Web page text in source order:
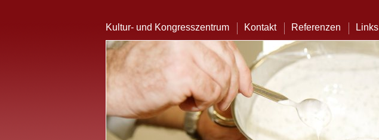
Kultur- und Kongresszentrum Kontakt Referenzen Links